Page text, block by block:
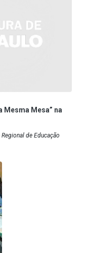
Mesma Mesa” na
de Educação